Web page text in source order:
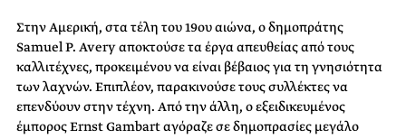
Στην Αμερική, στα τέλη του 19ου αιώνα, ο δημοπράτης
Samuel P. Avery αποκτούσε τα έργα απευθείας από τους
καλλιτέχνες, προκειμένου να είναι βέβαιος για τη γνησιότητα
των λαχνών. Επιπλέον, παρακινούσε τους συλλέκτες να
επενδύουν στην τέχνη. Από την άλλη, ο εξειδικευμένος
έμπορος Ernst Gambart αγόραζε σε δημοπρασίες μεγάλο